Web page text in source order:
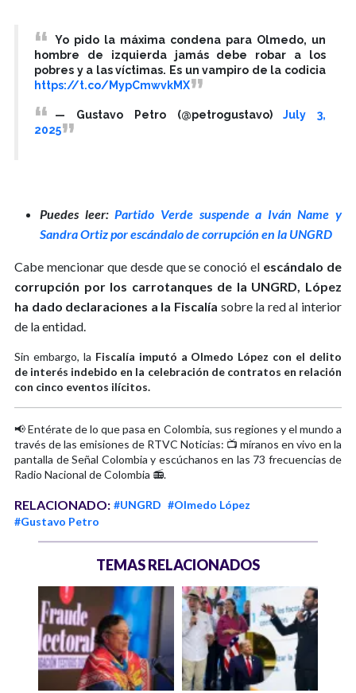
Yo pido la máxima condena para Olmedo, un
hombre de izquierda jamás debe robar a los
pobres y a las víctimas. Es un vampiro de la codicia
https://t.co/MypCmwvkMX
— Gustavo Petro (@petrogustavo)July 3,
2025
Puedes leer: Partido Verde suspende a Iván Name y
Sandra Ortiz por escándalo de corrupción en la UNGRD
Cabe mencionar que desde que se conoció el escándalo de
corrupción por los carrotanques de la UNGRD, López
ha dado declaraciones a la Fiscalía sobre la red al interior
de la entidad.
Sin embargo, la Fiscalía imputó a Olmedo López con el delito
de interés indebido en la celebración de contratos en relación
con cinco eventos ilícitos.
📢 Entérate de lo que pasa en Colombia, sus regiones y el mundo a
través de las emisiones de RTVC Noticias: 📺 míranos en vivo en la
pantalla de Señal Colombia y escúchanos en las 73 frecuencias de
Radio Nacional de Colombia 📻.
RELACIONADO: #UNGRD #Olmedo López
#Gustavo Petro
TEMAS RELACIONADOS